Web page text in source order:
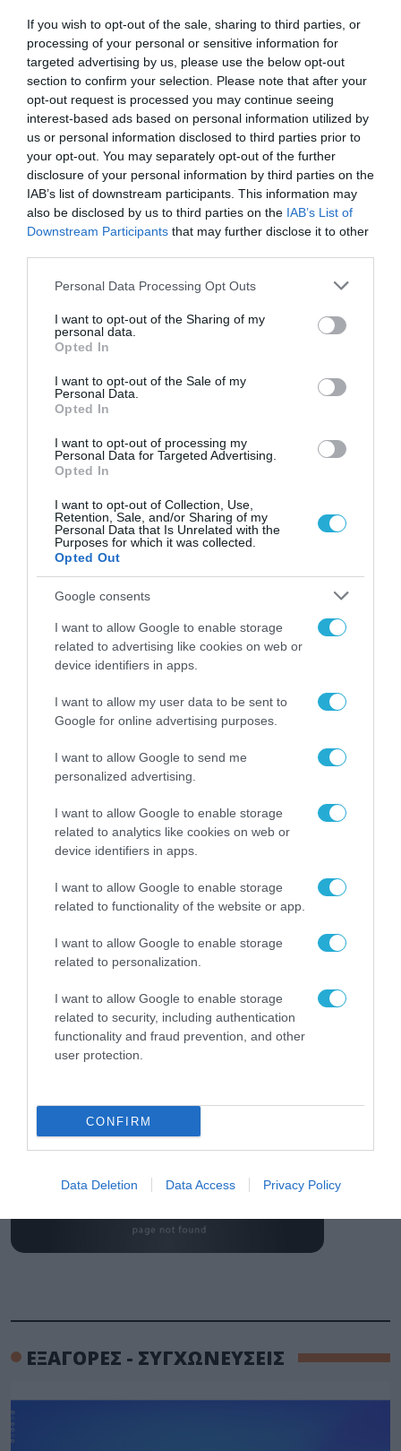
If you wish to opt-out of the sale, sharing to third parties, or
processing of your personal or sensitive information for
targeted advertising by us, please use the below opt-out
section to confirm your selection. Please note that after your
opt-out request is processed you may continue seeing
interest-based ads based on personal information utilized by
us or personal information disclosed to third parties prior to
your opt-out. You may separately opt-out of the further
disclosure of your personal information by third parties on the
IAB’s list of downstream participants. This information may
also be disclosed by us to third parties on the IAB’s List of
Downstream Participants that may further disclose it to other
Please note that this website/app uses one or more Google
not limited to your visit or usage behaviour. You may click to
grant or deny consent to Google and its third-party tags to
use your data for below specified purposes in below Google
consent section.
Personal Data Processing Opt Outs
I want to opt-out of the Sharing of my
personal data.
Opted In
I want to opt-out of the Sale of my
Personal Data.
Opted In
I want to opt-out of processing my
Personal Data for Targeted Advertising.
Opted In
I want to opt-out of Collection, Use,
Retention, Sale, and/or Sharing of my
Personal Data that Is Unrelated with the
Purposes for which it was collected.
Opted Out
Google consents
I want to allow Google to enable storage
related to advertising like cookies on web or
device identifiers in apps.
I want to allow my user data to be sent to
Google for online advertising purposes.
I want to allow Google to send me
personalized advertising.
I want to allow Google to enable storage
related to analytics like cookies on web or
device identifiers in apps.
I want to allow Google to enable storage
related to functionality of the website or app.
I want to allow Google to enable storage
related to personalization.
I want to allow Google to enable storage
related to security, including authentication
functionality and fraud prevention, and other
user protection.
CONFIRM
Data Deletion Data Access Privacy Policy
ΡΟΗ ΕΙΔΗΣΕΩΝ
Το χρηματοδοτούμενο
από την ΕΕ έργο “The
Gaming Police”
ενισχύει την ασφάλεια
των παιδιών στο
διαδίκτυο
31.07.2026
ΑΑΔΕ: Διευκρινίσεις
για τα πρόστιμα σε
παραβάσεις που
αφορούν τους ΦΗΜ
31.07.2026
Τεχνητή Νοημοσύνη
δεν είναι απλώς μια
μια νέα βιομηχανική
επανάσταση»
Νέος οδηγός του ΕΚΤ
για τη χρηματοδότηση
των ελληνικών
επιχειρήσεων στον
χώρο της άμυνας
31.07.2026
Η πιο ταξιδιάρικη
βαλίτσα του φετινού
υπογραφή της Xiaomi
31.07.2026
ΟΛΗ Η ΡΟΗ ΕΙΔΗΣΕΩΝ
ΕΞΑΓΟΡΕΣ - ΣΥΓΧΩΝΕΥΣΕΙΣ